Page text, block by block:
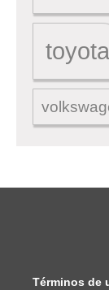
toyota
Términos de